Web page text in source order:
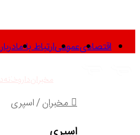
اقتصادیعمومیارتباط با ما
مخبرانداروخانه
مخبران/اسپری